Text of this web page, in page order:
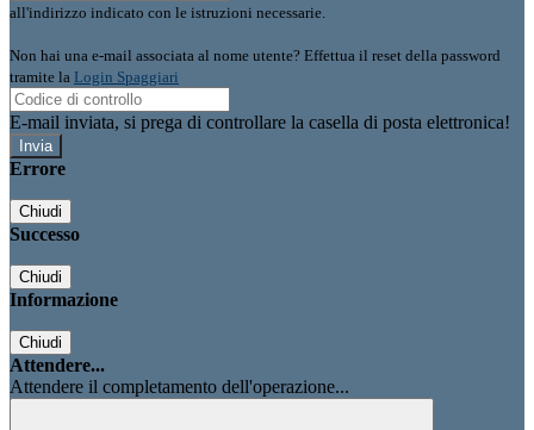
all'indirizzo indicato con le istruzioni necessarie.
Non hai una e-mail associata al nome utente? Effettua il reset della password
tramite la Login Spaggiari
E-mail inviata, si prega di controllare la casella di posta elettronica!
Errore
Chiudi
Successo
Chiudi
Informazione
Chiudi
Attendere...
Attendere il completamento dell'operazione...